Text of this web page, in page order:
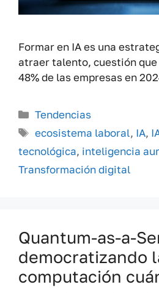
Formar en IA es una
atraer talento, cuestión que
48% de las empresas en
Categorías
Tendencias
Etiquetas
ecosistema laboral, IA,
tecnológica, inteligencia
Transformación digital
Quantum-as-a-
democratizando
computación